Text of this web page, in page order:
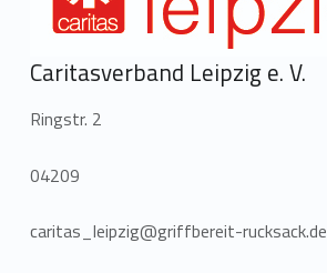
Caritasverband Leipzig e. V.
Ringstr. 2
04209
caritas_leipzig@griffbereit-rucksack.de